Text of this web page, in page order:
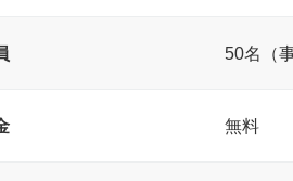
50名（
無料